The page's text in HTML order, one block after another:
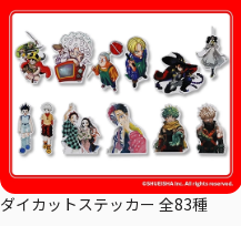
ダイカットステッカー 全83種